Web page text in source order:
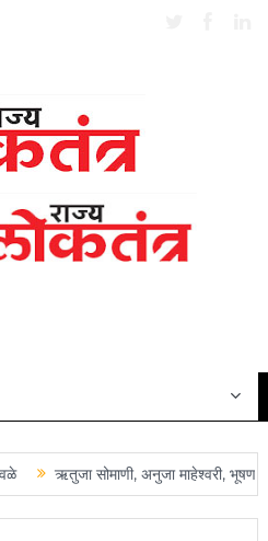
ऋतुजा सोमाणी, अनुजा माहेश्वरी, भूषण